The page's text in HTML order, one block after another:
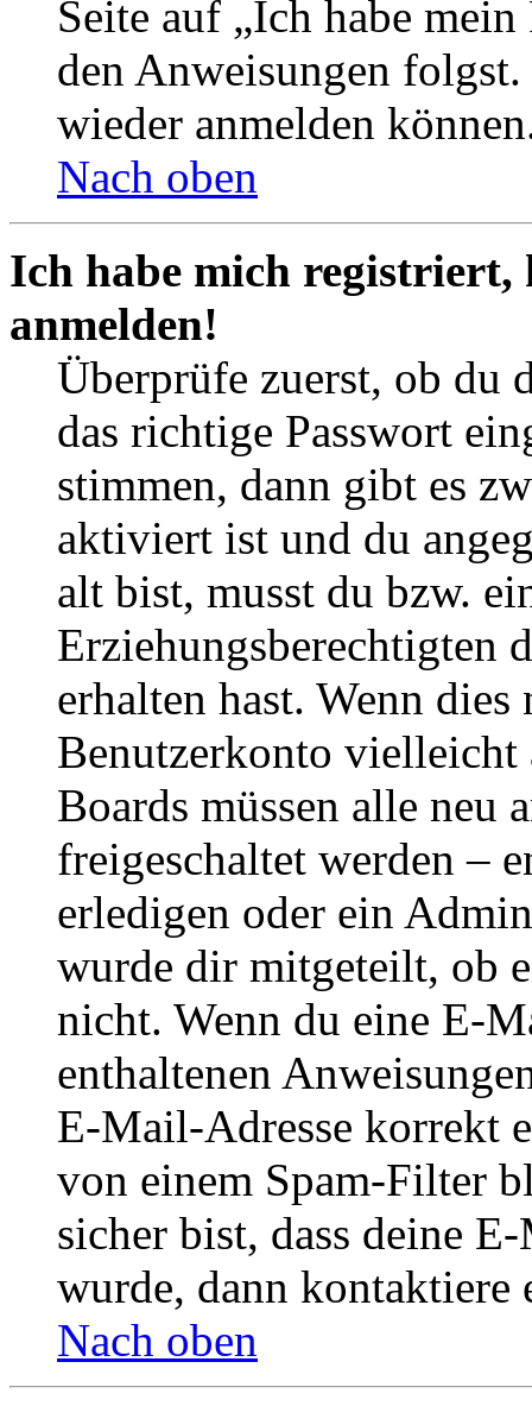
Seite auf „Ich habe
den Anweisungen
wieder anmelden
Nach oben
Ich habe mich
anmelden!
Überprüfe zuerst, ob du
das richtige Passwort
stimmen, dann gibt es
aktiviert ist und du
alt bist, musst du bzw.
Erziehungsberechtigten
erhalten hast. Wenn
Benutzerkonto
Boards müssen alle neu
freigeschaltet werden –
erledigen oder ein
wurde dir mitgeteilt, ob
nicht. Wenn du eine E-
enthaltenen
E-Mail-Adresse korrekt
von einem Spam-Filter
sicher bist, dass deine
wurde, dann kontaktiere
Nach oben